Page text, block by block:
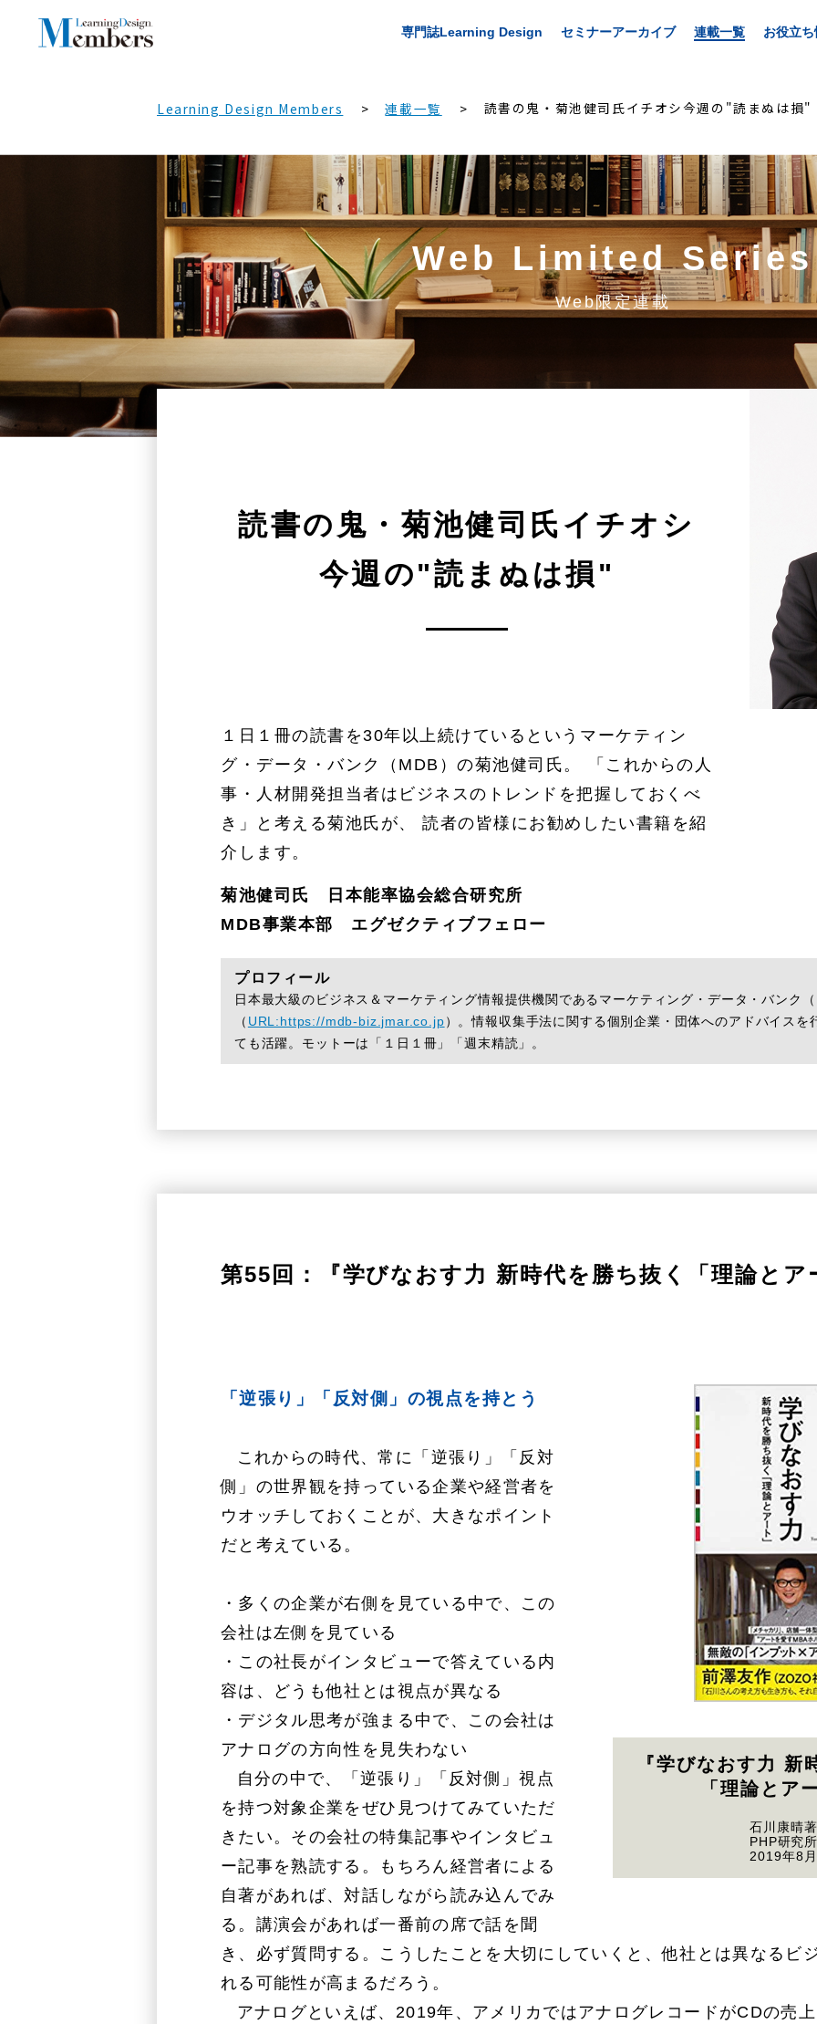
専門誌Learning Design セミナーアーカイブ 連載一覧 お役立
Learning Design Members 連載一覧 読書の鬼・菊池健司氏イチオシ今週の"読まぬは損"
Web Limited Series
Web限定連載
読書の鬼・菊池健司氏イチオシ
今週の"読まぬは損"
１日１冊の読書を30年以上続けているというマーケティン
グ・データ・バンク（MDB）の菊池健司氏。 「これからの人
事・人材開発担当者はビジネスのトレンドを把握しておくべ
き」と考える菊池氏が、 読者の皆様にお勧めしたい書籍を紹
介します。
菊池健司氏 日本能率協会総合研究所
MDB事業本部 エグゼクティブフェロー
プロフィール
日本最大級のビジネス＆マーケティング情報提供機関であるマーケティング・データ・バンク
（ URL:https://mdb-biz.jmar.co.jp ）。情報収集手法に関する個別企業・団体へのアドバイスを
ても活躍。モットーは「１日１冊」「週末精読」。
第55回：『学びなおす力 新時代を勝ち抜く「理論とア
『学びなおす力 新
「理論とア
石川康晴
PHP研究
2019年8
「逆張り」「反対側」の視点を持とう
これからの時代、常に「逆張り」「反対
側」の世界観を持っている企業や経営者を
ウオッチしておくことが、大きなポイント
だと考えている。
・多くの企業が右側を見ている中で、この
会社は左側を見ている
・この社長がインタビューで答えている内
容は、どうも他社とは視点が異なる
・デジタル思考が強まる中で、この会社は
アナログの方向性を見失わない
自分の中で、「逆張り」「反対側」視点
を持つ対象企業をぜひ見つけてみていただ
きたい。その会社の特集記事やインタビュ
ー記事を熟読する。もちろん経営者による
自著があれば、対話しながら読み込んでみ
る。講演会があれば一番前の席で話を聞
き、必ず質問する。こうしたことを大切にしていくと、他社とは異なるビ
れる可能性が高まるだろう。
アナログといえば、2019年、アメリカではアナログレコードがCDの売